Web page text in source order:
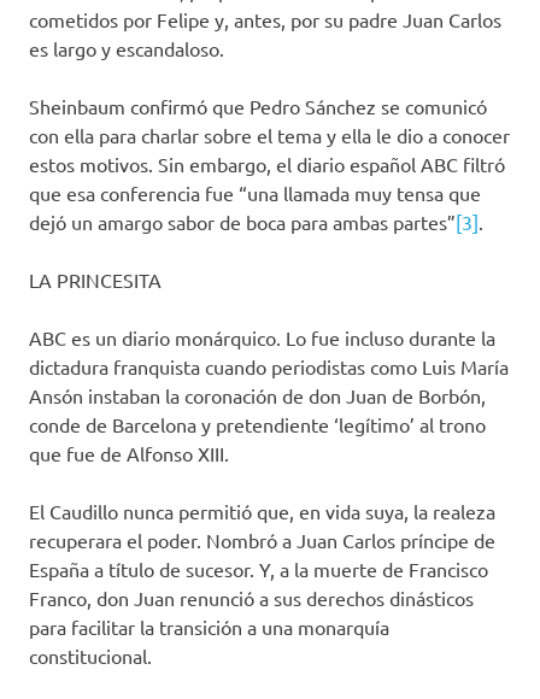
cometidos por Felipe y, antes, por su padre Juan Carlos
es largo y escandaloso.
Sheinbaum confirmó que Pedro Sánchez se comunicó
con ella para charlar sobre el tema y ella le dio a conocer
estos motivos. Sin embargo, el diario español ABC filtró
que esa conferencia fue “una llamada muy tensa que
dejó un amargo sabor de boca para ambas partes”[3]
LA PRINCESITA
ABC es un diario monárquico. Lo fue incluso durante la
dictadura franquista cuando periodistas como Luis María
Ansón instaban la coronación de don Juan de Borbón,
conde de Barcelona y pretendiente ‘legítimo’ al trono
que fue de Alfonso XIII.
El Caudillo nunca permitió que, en vida suya, la realeza
recuperara el poder. Nombró a Juan Carlos príncipe de
España a título de sucesor. Y, a la muerte de Francisco
Franco, don Juan renunció a sus derechos dinásticos
para facilitar la transición a una monarquía
constitucional.